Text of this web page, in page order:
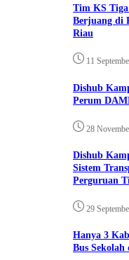
Tim KS Tiga
Berjuang di
Riau
11
Dishub
Perum
28
Dishub
Sistem
Perguruan
29
Hanya 3
Bus